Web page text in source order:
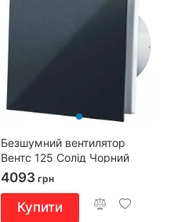
Безшумний вентилятор
Вентс 125 Солід Чорний
Сапфір
4093 грн
Купити